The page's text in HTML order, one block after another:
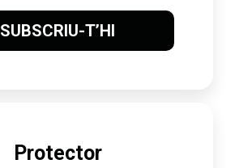
SUBSCRIU-T’HI
Protector